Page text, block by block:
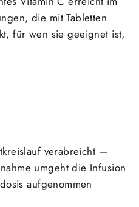
die mit Tabletten
für wen sie geeignet ist,
verabreicht —
umgeht die Infusion
aufgenommen